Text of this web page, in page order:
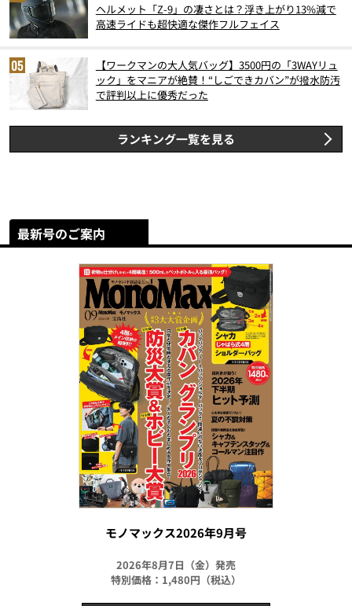
ヘルメット「Z-9」の凄さとは？浮き上がり13%減で
高速ライドも超快適な傑作フルフェイス
【ワークマンの大人気バッグ】3500円の「3WAYリュ
ック」をマニアが絶賛！“しごできカバン”が撥水防汚
で評判以上に優秀だった
ランキング一覧を見る
最新号のご案内
モノマックス2026年9月号
2026年8月7日（金）発売
特別価格：1,480円（税込）